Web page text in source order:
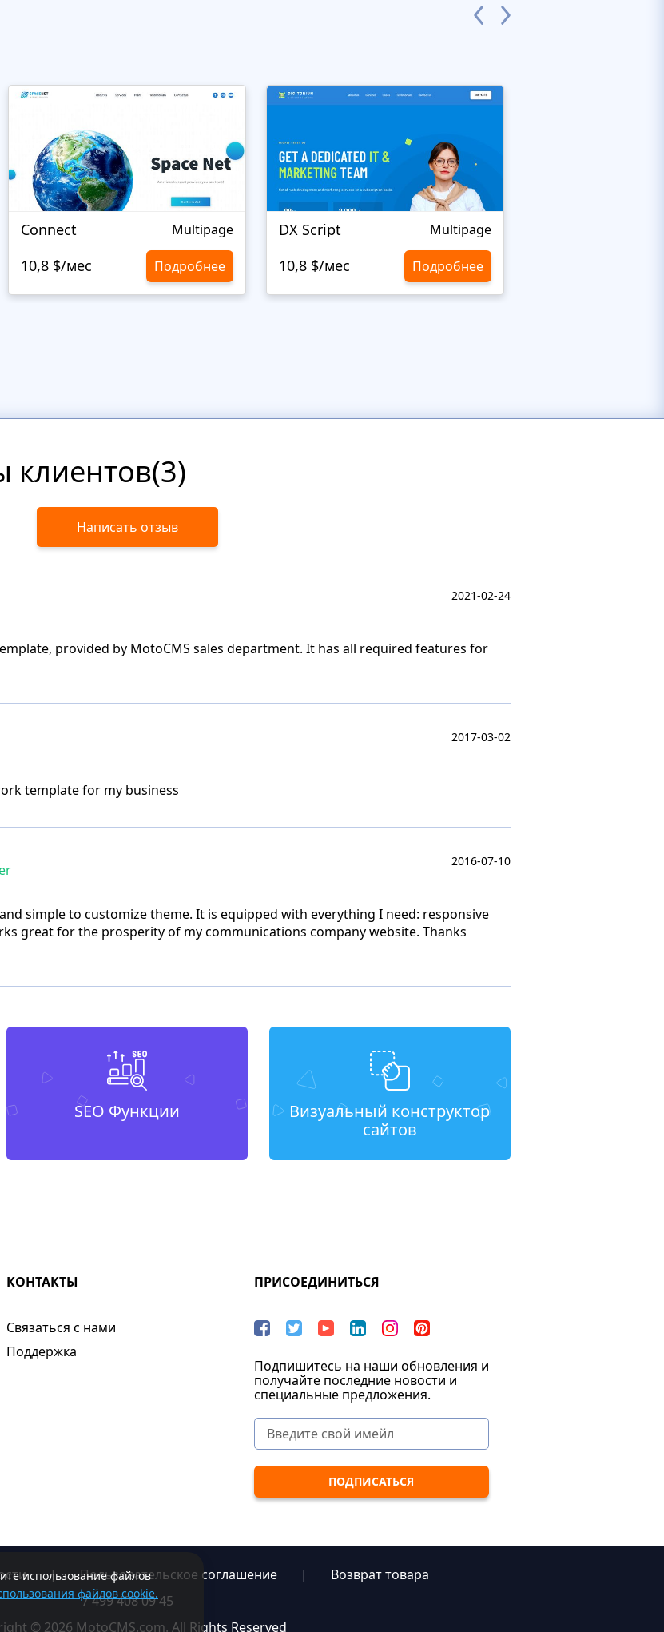
Connect Multipage
10,8 $/мес Подробнее
DX Script Multipage
10,8 $/мес Подробнее
клиентов(3)
Написать отзыв
2021-02-24
provided by MotoCMS sales department. It has all required features for
2017-03-02
template for my business
2016-07-10
simple to customize theme. It is equipped with everything I need: responsive
great for the prosperity of my communications company website. Thanks
SEO Функции
Визуальный конструктор
сайтов
использование файлов
файлов cookie.
КОНТАКТЫ
Связаться с нами
Поддержка
ПРИСОЕДИНИТЬСЯ
Подпишитесь на наши обновления и
получайте последние новости и
специальные предложения.
| Пользовательское соглашение |
Возврат товара
7 499 408 09 45
© 2026 MotoCMS.com. All Rights Reserved